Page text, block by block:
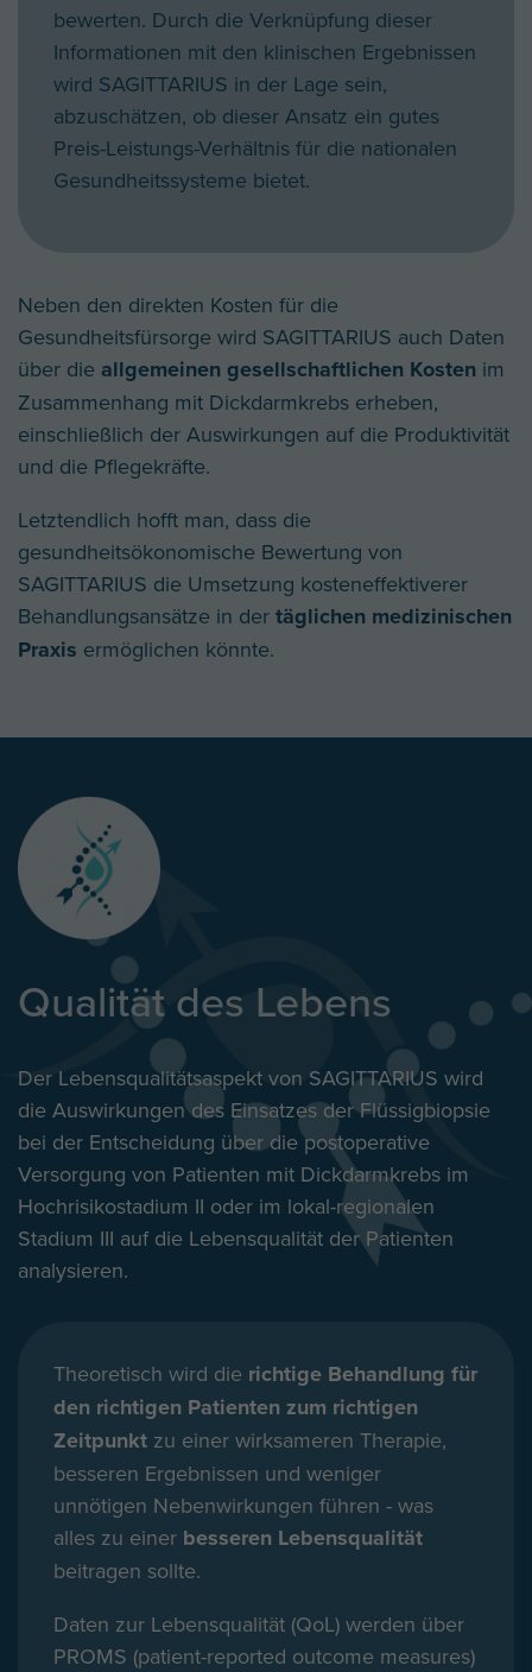
bewerten. Durch die Verknüpfung dieser
Informationen mit den klinischen Ergebnissen
wird SAGITTARIUS in der Lage sein,
abzuschätzen, ob dieser Ansatz ein gutes
Preis-Leistungs-Verhältnis für die nationalen
Gesundheitssysteme bietet.
Neben den direkten Kosten für die
Gesundheitsfürsorge wird SAGITTARIUS auch Daten
über die allgemeinen gesellschaftlichen Kosten im
Zusammenhang mit Dickdarmkrebs erheben,
einschließlich der Auswirkungen auf die Produktivität
und die Pflegekräfte.
Letztendlich hofft man, dass die
gesundheitsökonomische Bewertung von
SAGITTARIUS die Umsetzung kosteneffektiverer
Behandlungsansätze in der täglichen medizinischen
Praxis ermöglichen könnte.
Qualität des Lebens
Der Lebensqualitätsaspekt von SAGITTARIUS wird
die Auswirkungen des Einsatzes der Flüssigbiopsie
bei der Entscheidung über die postoperative
Versorgung von Patienten mit Dickdarmkrebs im
Hochrisikostadium II oder im lokal-regionalen
Stadium III auf die Lebensqualität der Patienten
analysieren.
Theoretisch wird die richtige Behandlung für
den richtigen Patienten zum richtigen
Zeitpunkt zu einer wirksameren Therapie,
besseren Ergebnissen und weniger
unnötigen Nebenwirkungen führen - was
alles zu einer besseren Lebensqualität
beitragen sollte.
Daten zur Lebensqualität (QoL) werden über
PROMS (patient-reported outcome measures)